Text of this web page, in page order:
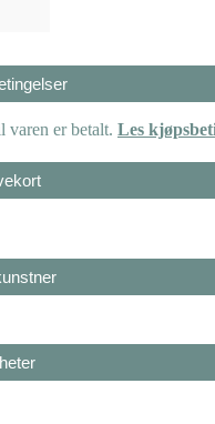
varen er betalt. Les